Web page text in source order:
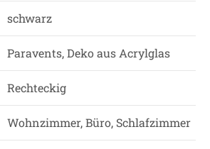
schwarz
Paravents, Deko aus Acrylglas
Rechteckig
Wohnzimmer, Büro, Schlafzimmer